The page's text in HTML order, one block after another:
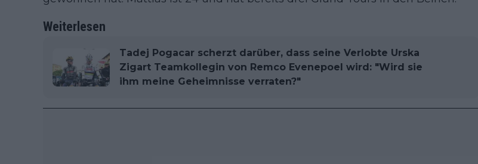
Weiterlesen
Tadej Pogacar scherzt darüber, dass seine Verlobte Urska
Zigart Teamkollegin von Remco Evenepoel wird: "Wird sie
ihm meine Geheimnisse verraten?"